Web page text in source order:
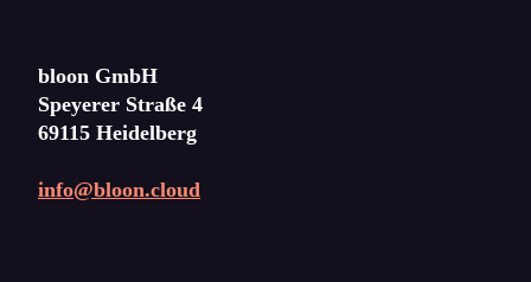
bloon GmbH
Speyerer Straße 4
69115 Heidelberg
info@bloon.cloud